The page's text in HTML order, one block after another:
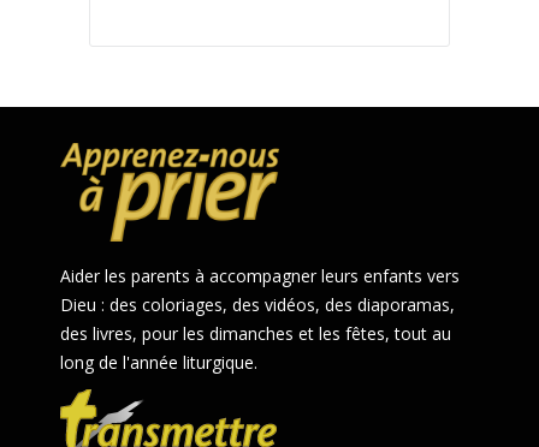
Aider les parents à accompagner leurs enfants vers
Dieu : des coloriages, des vidéos, des diaporamas,
des livres, pour les dimanches et les fêtes, tout au
long de l'année liturgique.